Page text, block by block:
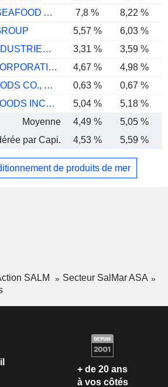
AUSTEVOLL SEAFOOD ASA
7,8 %
8,22 %
5,57 % 6,03 %
DONGWON INDUSTRIES CO., LTD.
3,31 %
3,59 %
VINH HOAN CORPORATION
4,67 %
4,98 %
OKAMURA FOODS CO., LTD.
0,63 % 0,67 %
HIGH LINER FOODS INCORPORATED
5,04 %
5,18 %
Moyenne
4,49 % 5,05 %
par Capi.
4,53 % 5,59 %
de produits de mer
SALM
Secteur SalMar ASA
+ de 20 ans
à vos côtés